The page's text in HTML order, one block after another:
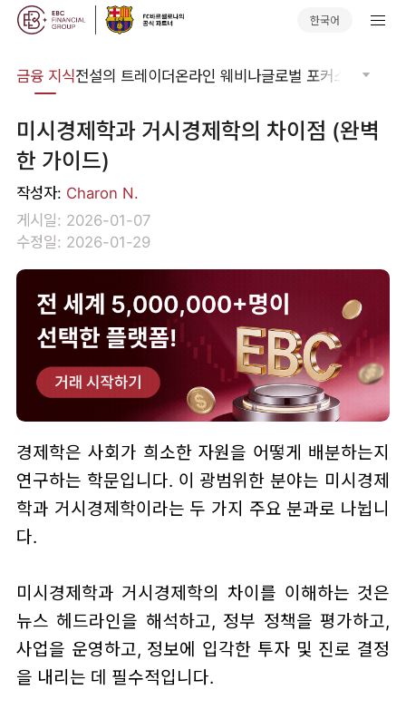
한국어
금융 지식전설의 트레이더온라인 웨비나글로벌 포커스 기술적
미시경제학과 거시경제학의 차이점 (완벽
한 가이드)
작성자: Charon N.
게시일: 2026-01-07
수정일: 2026-01-29
경제학은 사회가 희소한 자원을 어떻게 배분하는지
연구하는 학문입니다. 이 광범위한 분야는 미시경제
학과 거시경제학이라는 두 가지 주요 분과로 나뉩니
다.
미시경제학과 거시경제학의 차이를 이해하는 것은
뉴스 헤드라인을 해석하고, 정부 정책을 평가하고,
사업을 운영하고, 정보에 입각한 투자 및 진로 결정
을 내리는 데 필수적입니다.